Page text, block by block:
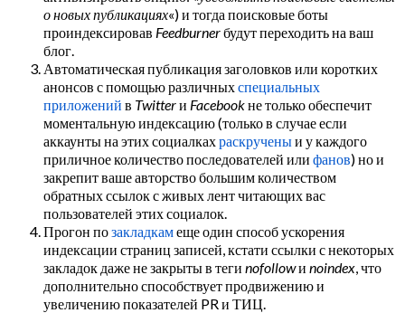
о новых публикациях«) и тогда поисковые боты
проиндексировав Feedburnerбудут переходить на ваш
блог.
Автоматическая публикация заголовков или коротких
анонсов с помощью различныхспециальных
приложений в Twitterи Facebookне только обеспечит
моментальную индексацию (только в случае если
аккаунты на этих социалкахраскрученыи у каждого
приличное количество последователей или фанов) но и
закрепит ваше авторство большим количеством
обратных ссылок с живых лент читающих вас
пользователей этих социалок.
Прогон позакладкамеще один способ ускорения
индексации страниц записей, кстати ссылки с некоторых
закладок даже не закрыты в теги nofollowи noindex , что
дополнительно способствует продвижению и
увеличению показателей PR и ТИЦ.